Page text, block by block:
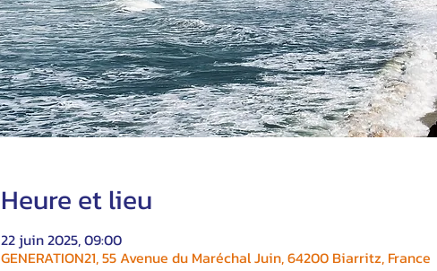
Heure et lieu
22 juin 2025, 09:00
GENERATION21, 55 Avenue du Maréchal Juin, 64200 Biarritz, France